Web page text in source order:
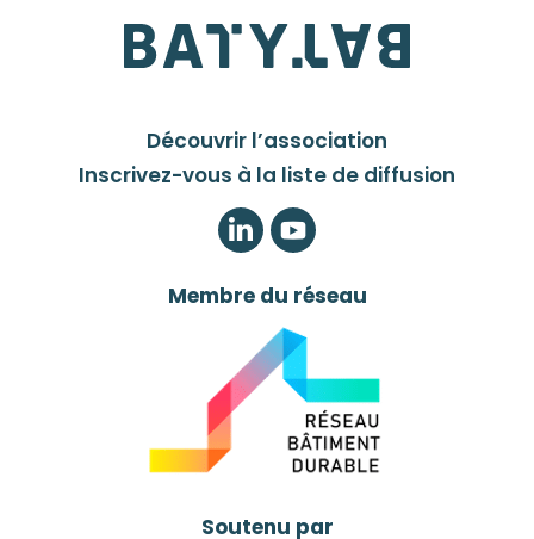
Découvrir l’association
Inscrivez-vous à la liste de diffusion
LinkedInTwitter
Membre du réseau
Soutenu par